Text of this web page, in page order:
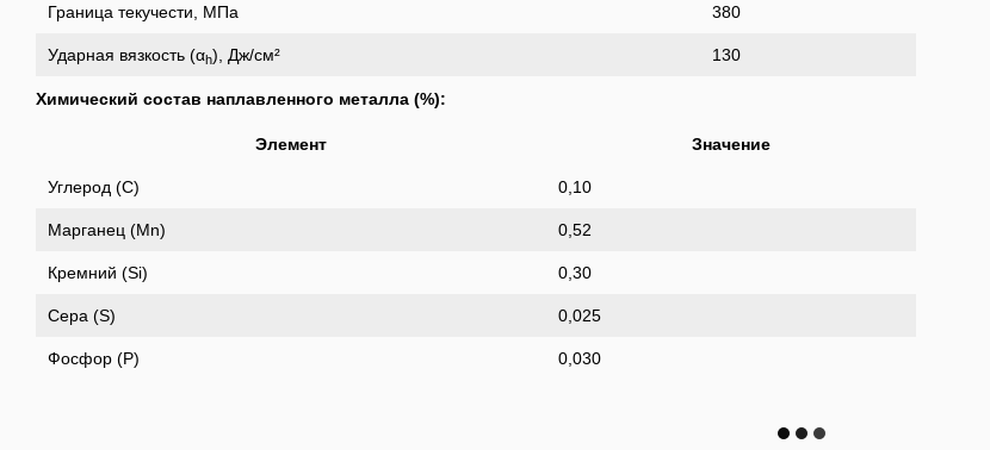
Граница текучести, МПа 380
Ударная вязкость (αh), Дж/см² 130
Химический состав наплавленного металла (%):
Элемент Значение
Углерод (C) 0,10
Марганец (Mn) 0,52
Кремний (Si) 0,30
Сера (S) 0,025
Фосфор (P) 0,030